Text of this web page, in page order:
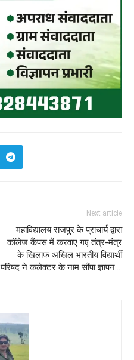
Next article
महाविद्यालय राजपुर के प्राचार्य द्वारा
कॉलेज कैंपस में करवाए गए तंत्र-मंत्र
के खिलाफ अखिल भारतीय विद्यार्थी
परिषद ने कलेक्टर के नाम सौंपा ज्ञापन….